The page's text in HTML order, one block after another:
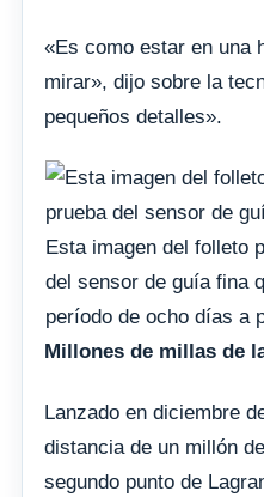
«Es como estar en una
mirar», dijo sobre la
pequeños detalles».
Esta imagen del folleto
del sensor de guía fina
período de ocho días a
Millones de millas de
Lanzado en diciembre
distancia de un millón
segundo punto de